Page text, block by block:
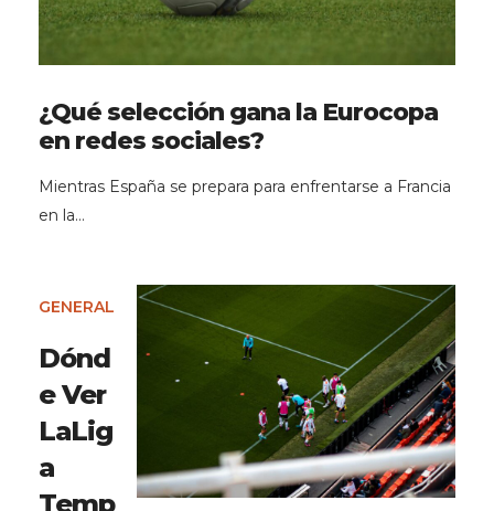
¿Qué selección gana la Eurocopa
en redes sociales?
Mientras España se prepara para enfrentarse a Francia
en la…
GENERAL
Dónd
e Ver
LaLig
a
Temp